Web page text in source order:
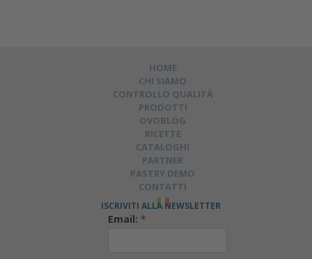
HOME
CHI SIAMO
CONTROLLO QUALITÀ
PRODOTTI
OVOBLOG
RICETTE
CATALOGHI
PARTNER
PASTRY DEMO
CONTATTI
ISCRIVITI ALLA NEWSLETTER
Email:*